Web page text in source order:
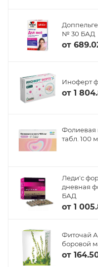
№ 30 БАД
от
Иноферт
от 1
Фолиевая
табл. 100
Леди'с
дневная
БАД
от 1
Фиточай
боровой
от